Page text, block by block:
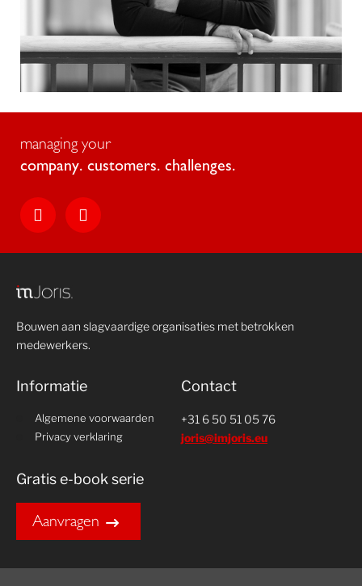
managing your
company. customers. challenges.
Bouwen aan slagvaardige organisaties met betrokken
medewerkers.
Informatie
Algemene voorwaarden
Privacy verklaring
Contact
+31 6 50 51 05 76
joris@imjoris.eu
Gratis e-book serie
Aanvragen